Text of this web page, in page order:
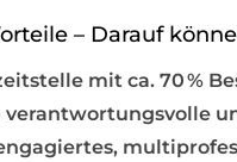
– Darauf
mit ca. 70 %
verantwortungsvolle